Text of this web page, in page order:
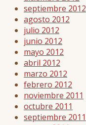
septiembre 2012
agosto 2012
julio 2012
junio 2012
mayo 2012
abril 2012
marzo 2012
febrero 2012
noviembre 2011
octubre 2011
septiembre 2011